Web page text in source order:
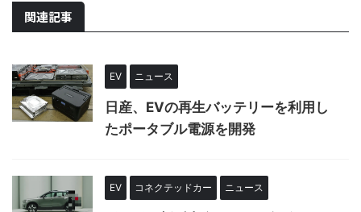
関連記事
EV ニュース
日産、EVの再生バッテリーを利用し
たポータブル電源を開発
EV コネクテッドカー ニュース